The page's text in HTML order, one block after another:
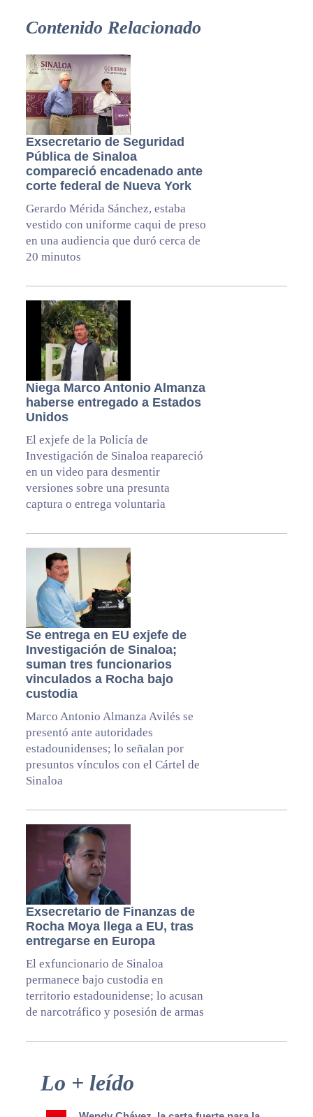
Contenido Relacionado
Exsecretario de Seguridad
Pública de Sinaloa
compareció encadenado ante
corte federal de Nueva York
Gerardo Mérida Sánchez, estaba
vestido con uniforme caqui de preso
en una audiencia que duró cerca de
20 minutos
Niega Marco Antonio Almanza
haberse entregado a Estados
Unidos
El exjefe de la Policía de
Investigación de Sinaloa reapareció
en un video para desmentir
versiones sobre una presunta
captura o entrega voluntaria
Se entrega en EU exjefe de
Investigación de Sinaloa;
suman tres funcionarios
vinculados a Rocha bajo
custodia
Marco Antonio Almanza Avilés se
presentó ante autoridades
estadounidenses; lo señalan por
presuntos vínculos con el Cártel de
Sinaloa
Exsecretario de Finanzas de
Rocha Moya llega a EU, tras
entregarse en Europa
El exfuncionario de Sinaloa
permanece bajo custodia en
territorio estadounidense; lo acusan
de narcotráfico y posesión de armas
Primary
Sidebar
Lo + leído